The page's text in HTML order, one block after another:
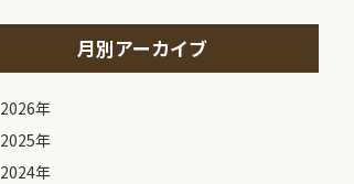
月別アーカイブ
2026年
2025年
2024年